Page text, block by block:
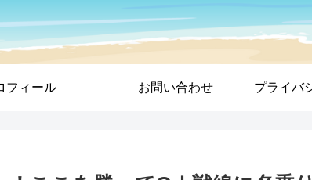
フィール お問い合わせ